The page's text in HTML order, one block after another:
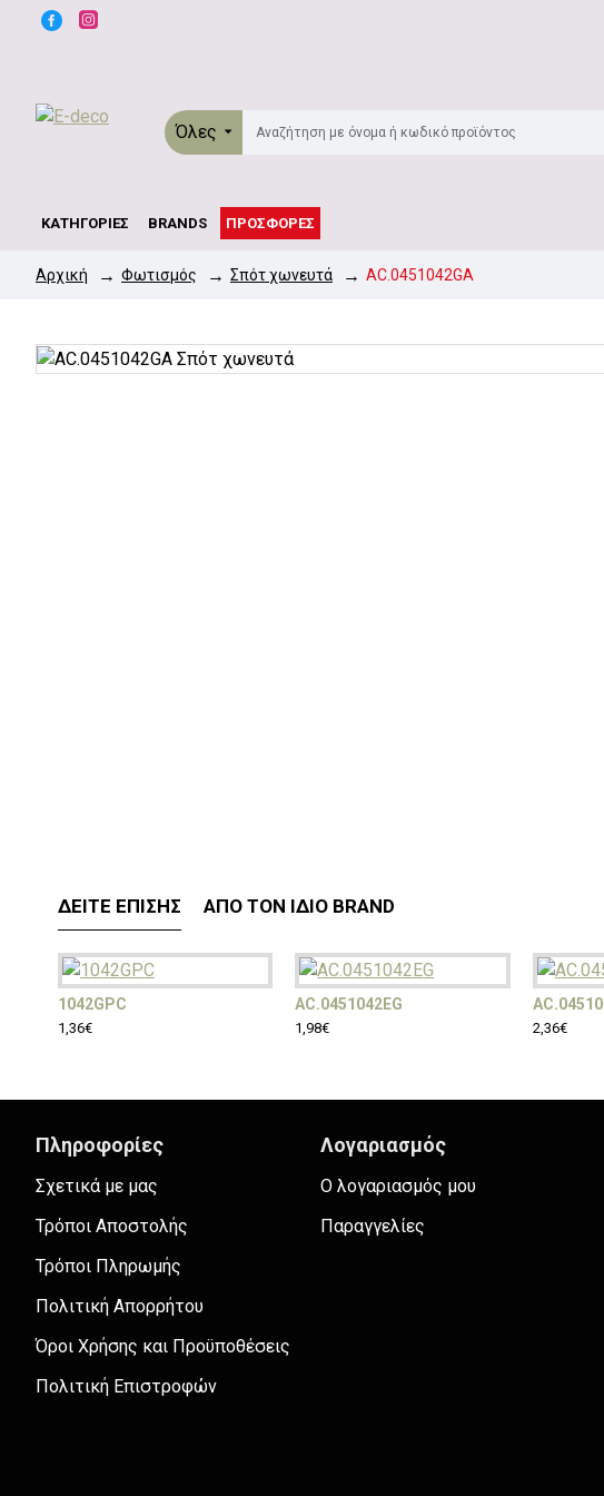
Όλες
ΚΑΤΗΓΟΡΊΕΣ BRANDS ΠΡΟΣΦΟΡΈΣ
Αρχική Φωτισμός Σπότ χωνευτά AC.0451042GA
ΔΕΊΤΕ ΕΠΊΣΗΣ ΑΠΌ ΤΟΝ ΊΔΙΟ BRAND
1042GPC
1,36€
AC.0451042EG
1,98€ 2,36€
Πληροφορίες
Σχετικά με μας
Τρόποι Αποστολής
Τρόποι Πληρωμής
Πολιτική Απορρήτου
Όροι Χρήσης και Προϋποθέσεις
Πολιτική Επιστροφών
Λογαριασμός
Ο λογαριασμός μου
Παραγγελίες